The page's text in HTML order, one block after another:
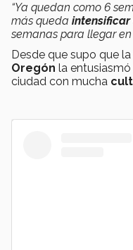
“Ya quedan como 6
más queda
semanas para llegar en
Desde que supo que
Oregón la
ciudad con mucha